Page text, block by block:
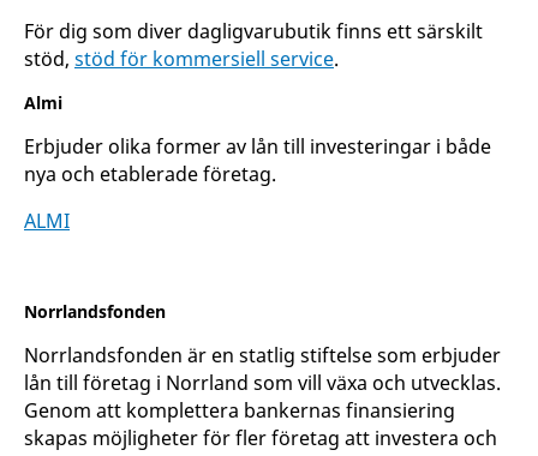
För dig som diver dagligvarubutik finns ett särskilt
stöd, stöd för kommersiell service.
Almi
Erbjuder olika former av lån till investeringar i både
nya och etablerade företag.
ALMI
Norrlandsfonden
Norrlandsfonden är en statlig stiftelse som erbjuder
lån till företag i Norrland som vill växa och utvecklas.
Genom att komplettera bankernas finansiering
skapas möjligheter för fler företag att investera och